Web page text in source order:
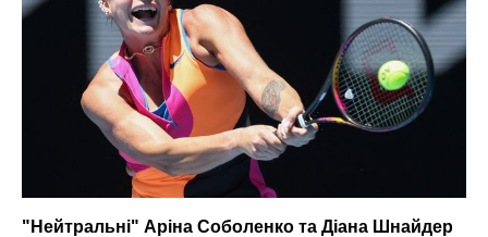
"Нейтральні" Аріна Соболенко та Діана Шнайдер